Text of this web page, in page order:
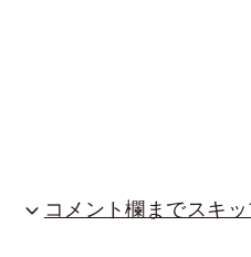
コメント欄までスキ